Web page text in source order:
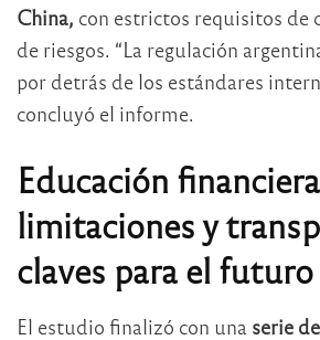
China, con estrictos requisitos de
de riesgos. “La regulación
por detrás de los estándares
concluyó el informe.
Educación
limitaciones y
claves para el futuro
El estudio finalizó con una serie